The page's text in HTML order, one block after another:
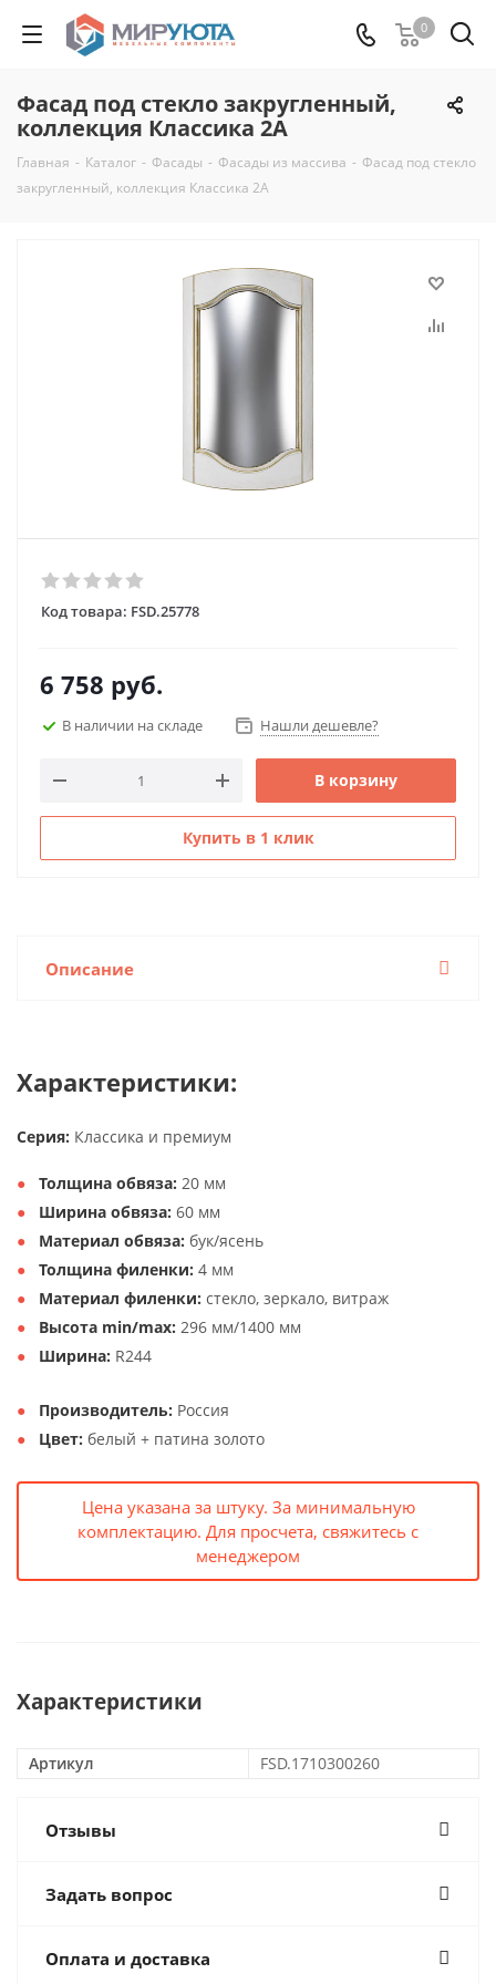
0
Фасад под стекло закругленный,
коллекция Классика 2А
Главная - Каталог - Фасады - Фасады из массива - Фасад под стекло
закругленный, коллекция Классика 2А
Код товара: FSD.25778
6 758 руб.
В наличии на складе Нашли дешевле?
В корзину
Купить в 1 клик
Описание
Характеристики:
Серия: Классика и премиум
Толщина обвяза: 20 мм
Ширина обвяза: 60 мм
Материал обвяза: бук/ясень
Толщина филенки: 4 мм
Материал филенки: стекло, зеркало, витраж
Высота min/max: 296 мм/1400 мм
Ширина: R244
Производитель: Россия
Цвет: белый + патина золото
Цена указана за штуку. За минимальную
комплектацию. Для просчета, свяжитесь с
менеджером
Характеристики
Артикул FSD.1710300260
Отзывы
Задать вопрос
Оплата и доставка